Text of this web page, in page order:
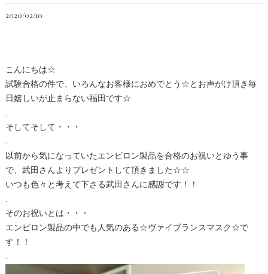
2020/02/10
こんにちは☆
試験合格の件で、いろんなお客様におめでとう☆とお声がけ頂き毎
日嬉しいが止まらない福田です☆
.
そしてそして・・・
.
以前から気になっていたエンビロン製品を合格のお祝いとゆう事
で、武田さんよりプレゼントして頂きました☆☆
いつも色々と考えて下さる武田さんに感謝です！！
.
そのお祝いとは・・・
エンビロン製品の中でも人気のある☆ヴァイブランスマスク☆で
す！！
.